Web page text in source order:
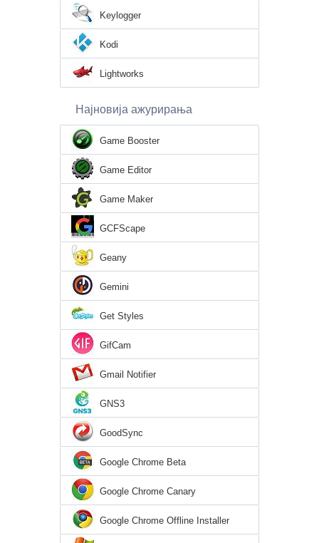
Keylogger
Kodi
Lightworks
Најновија ажурирања
Game Booster
Game Editor
Game Maker
GCFScape
Geany
Gemini
Get Styles
GifCam
Gmail Notifier
GNS3
GoodSync
Google Chrome Beta
Google Chrome Canary
Google Chrome Offline Installer